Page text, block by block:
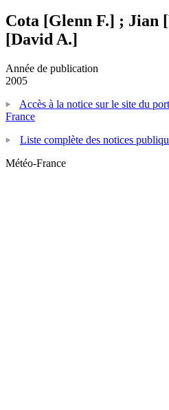
Cota [Glenn F.] ; Jian
[David A.]
Année de publication
2005
Accès à la notice sur le site du
France
Liste complète des notices
Météo-France